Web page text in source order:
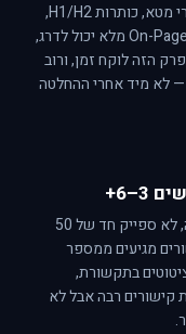
כתיבה, עריכה, Schema markup, תיאורי מטא, כותרות H1/H2,
אופטימיזציית תמונות. עמוד שלא עבר On-Page מלא יכול לדרג,
הזה לוקח זמן, ורוב
— לא מיד אחרי ההחלטה
מגמת קישורים טובה היא קבועה ורציפה, לא ספייק חד של 50
מגיעים ממספר
בתקשורת,
קישורים רבה אבל לא